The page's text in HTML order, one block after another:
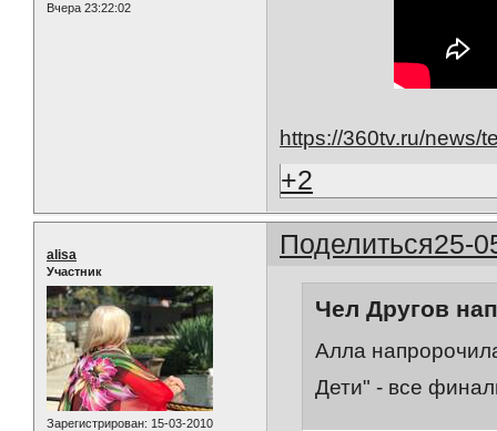
Вчера 23:22:02
https://360tv.ru/news/
+2
Поделиться25-
alisa
Участник
Зарегистрирован: 15-03-2010
Чел Другов
Алла
Дети" - все